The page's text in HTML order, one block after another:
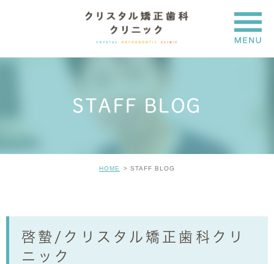
STAFF BLOG
HOME STAFF BLOG
啓蟄/クリスタル矯正歯科クリ
ニック